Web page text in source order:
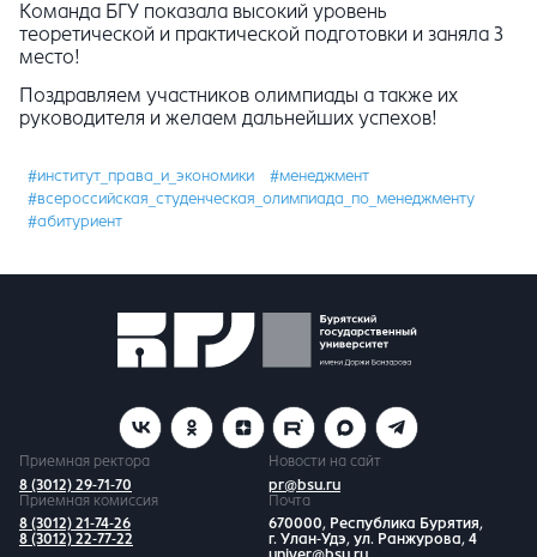
Команда БГУ показала высокий уровень
теоретической и практической подготовки и заняла 3
место!
Поздравляем участников олимпиады а также их
руководителя и желаем дальнейших успехов!
#институт_права_и_экономики
#менеджмент
#всероссийская_студенческая_олимпиада_по_менеджменту
#абитуриент
Приемная ректора
8 (3012) 29-71-70
Новости на сайт
pr@bsu.ru
Приемная комиссия
8 (3012) 21-74-26
8 (3012) 22-77-22
Почта
670000, Республика Бурятия,
г. Улан-Удэ, ул. Ранжурова, 4